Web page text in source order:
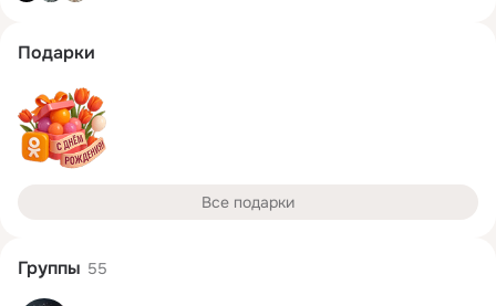
Подарки
Все подарки
Группы 55